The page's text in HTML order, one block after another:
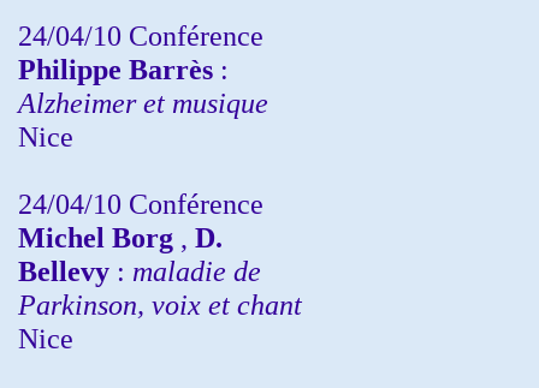
24/04/10 Conférence
Philippe Barrès :
Alzheimer et musique
Nice
24/04/10 Conférence
Michel Borg , D.
Bellevy : maladie de
Parkinson, voix et chant
Nice